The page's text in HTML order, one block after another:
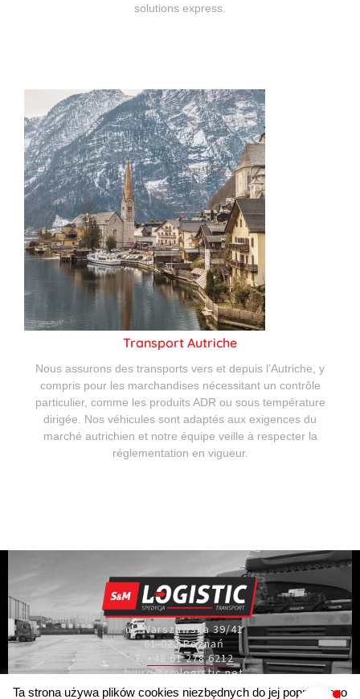
solutions express.
Transport Autriche
Nous assurons des transports vers et depuis l’Autriche, y
compris pour les marchandises nécessitant un contrôle
particulier, comme les produits ADR ou sous température
dirigée. Nos véhicules sont adaptés aux exigences du
marché autrichien et notre équipe veille à respecter la
réglementation en vigueur.
ul. Warszawska 39/41
61-028 Poznań
T. +48 61 278 6212
biuro@smlogistic.net
Ta strona używa plików cookies niezbędnych do jej poprawnego